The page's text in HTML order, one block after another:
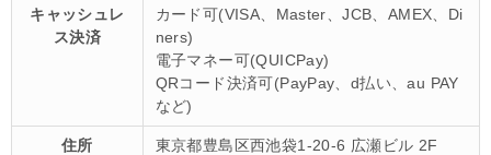
キャッシュレ
ス決済
カード可(VISA、Master、JCB、AMEX、Di
ners)
電子マネー可(QUICPay)
QRコード決済可(PayPay、d払い、au PAY
など)
住所 東京都豊島区西池袋1-20-6 広瀬ビル 2F